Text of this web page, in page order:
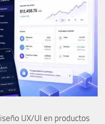
UX/UI en productos